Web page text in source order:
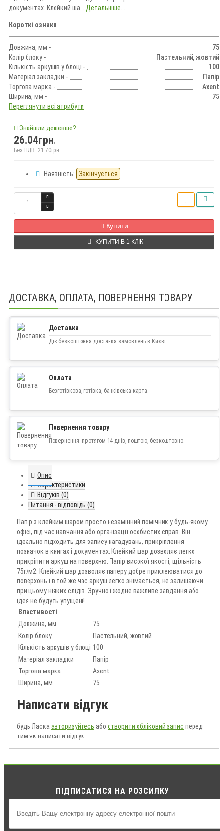
документах. Клейкий ша... Детальніше...
Короткі ознаки
Довжина, мм -
75
Колір блоку -
Пастельний, жовтий
Кількість аркушів у блоці -
100
Матеріал закладки -
Папір
Торгова марка -
Axent
Ширина, мм -
75
Переглянути всі атрибути
Знайшли дешевше?
26.04грн.
Без ПДВ: 21.70грн.
Наявність: Закінчується
Купити
КУПИТИ В 1 КЛІК
ДОСТАВКА, ОПЛАТА, ПОВЕРНЕННЯ ТОВАРУ
Доставка
Діє безкоштовна доставка замовлень в Києві.
Оплата
Безготівкова, готівка, банківська карта.
Повернення товару
Повернення: протягом 14 днів, поштою, безкоштовно.
Опис
Характеристики
Відгуків (0)
Питання - відповідь (0)
Папір з клейким шаром просто незамінний помічник у будь-якому
офісі, під час навчання або організації особистих справ. Він
ідеально підходить для запису нагадувань, прикріплення
позначок в книгах і документах. Клейкий шар дозволяє легко
прикріпити аркуш на поверхню. Папір високої якості, щільність
75г/м2. Клейкий шар дозволяє паперу добре приклеюватися до
поверхонь і в той же час аркуш легко знімається, не залишаючи
при цьому ніяких слідів. Зручно і жодне важливе завдання або
ідея не будуть упущені!
Властивості
Довжина, мм
75
Колір блоку
Пастельний, жовтий
Кількість аркушів у блоці 100
Матеріал закладки
Папір
Торгова марка
Axent
Ширина, мм
75
Написати відгук
будь Ласка авторизуйтесь або створити обліковий запис перед
тим як написати відгук
ПІДПИСАТИСЯ НА РОЗСИЛКУ